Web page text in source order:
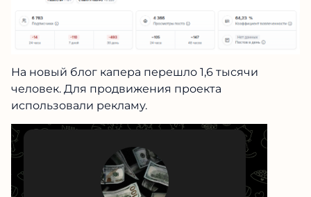
На новый блог капера перешло 1,6 тысячи
человек. Для продвижения проекта
использовали рекламу.